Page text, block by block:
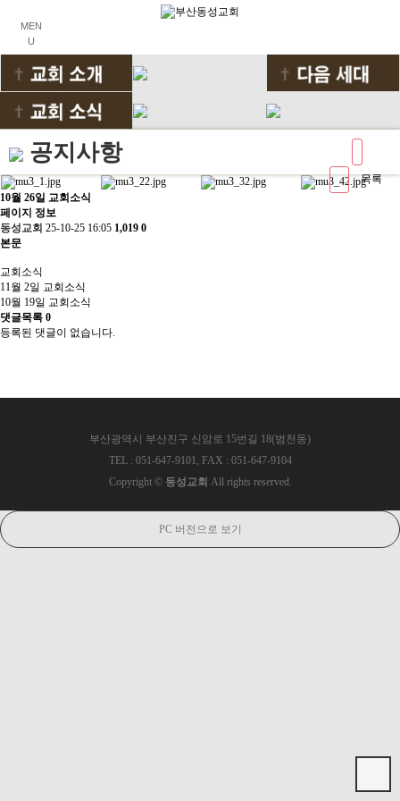
MEN
U
공지사항
목록
10월 26일 교회소식
페이지 정보
동성교회 25-10-25 16:05 1,019 0
본문
교회소식
11월 2일 교회소식
10월 19일 교회소식
댓글목록 0
등록된 댓글이 없습니다.
부산광역시 부산진구 신암로 15번길 18(범천동)
TEL : 051-647-9101, FAX : 051-647-9104
Copyright © 동성교회 All rights reserved.
PC 버전으로 보기